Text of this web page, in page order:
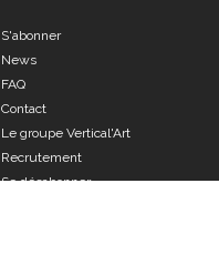
S'abonner
News
FAQ
Contact
Le groupe Vertical'Art
Recrutement
Se désabonner